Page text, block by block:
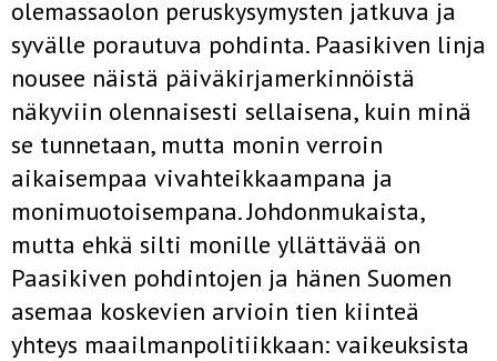
olemassaolon peruskysymysten jatkuva ja
syvälle porautuva pohdinta. Paasikiven linja
nousee näistä päiväkirjamerkinnöistä
näkyviin olennaisesti sellaisena, kuin minä
se tunnetaan, mutta monin verroin
aikaisempaa vivahteikkaampana ja
monimuotoisempana. Johdonmukaista,
mutta ehkä silti monille yllättävää on
Paasikiven pohdintojen ja hänen Suomen
asemaa koskevien arvioin­ tien kiinteä
yhteys maailmanpolitiikkaan: vaikeuksista